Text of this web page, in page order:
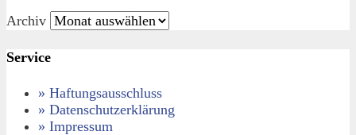
Archiv
Service
» Haftungsausschluss
» Datenschutzerklärung
» Impressum